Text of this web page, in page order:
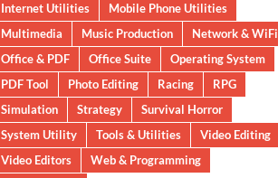
Internet Utilities
Mobile Phone Utilities
Multimedia
Music Production
Network & WiFi
Office & PDF
Office Suite
Operating System
PDF Tool
Photo Editing Racing
RPG
Simulation
Strategy
Survival Horror
System Utility
Tools & Utilities
Video Editing
Video Editors
Web & Programming